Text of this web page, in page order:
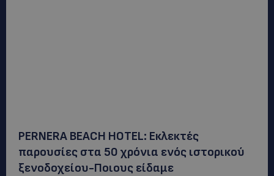
PERNERA BEACH HOTEL: Εκλεκτές
παρουσίες στα 50 χρόνια ενός ιστορικού
ξενοδοχείου-Ποιους είδαμε